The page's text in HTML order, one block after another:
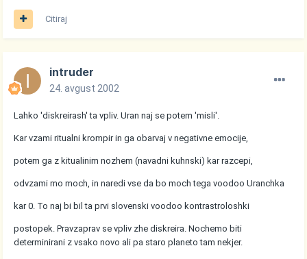
Citiraj
intruder
24. avgust 2002
Lahko 'diskreirash' ta vpliv. Uran naj se potem 'misli'.
Kar vzami ritualni krompir in ga obarvaj v negativne emocije,
potem ga z kitualinim nozhem (navadni kuhnski) kar razcepi,
odvzami mo moch, in naredi vse da bo moch tega voodoo Uranchka
kar 0. To naj bi bil ta prvi slovenski voodoo kontrastroloshki
postopek. Pravzaprav se vpliv zhe diskreira. Nochemo biti
determinirani z vsako novo ali pa staro planeto tam nekjer.